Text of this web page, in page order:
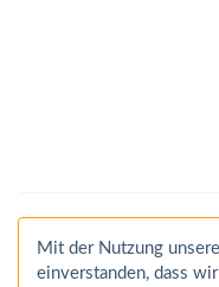
Mit der Nutzung
einverstanden, dass